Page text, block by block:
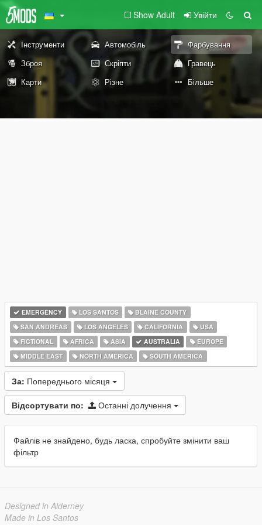
Show Adult Увійти
Інструменти Автомобіль
Фарбування
Зброя
Скріпти
Гравець
Карти
Різне Більше
EMERGENCY LOS SANTOS
BLAINE COUNTY
SAN ANDREAS
LOS ANGELES CALIFORNIA
USA
FICTIONAL
AFRICA ASIA AUSTRALIA
EUROPE
MIDDLE EAST
NORTH AMERICA SOUTH AMERICA
За: Попереднього місяця
Відсортувати по: Останні долучення
Файлів не знайдено, будь ласка, спробуйте змінити ваш
фільтр
Designed in Alderney
Made in Los Santos